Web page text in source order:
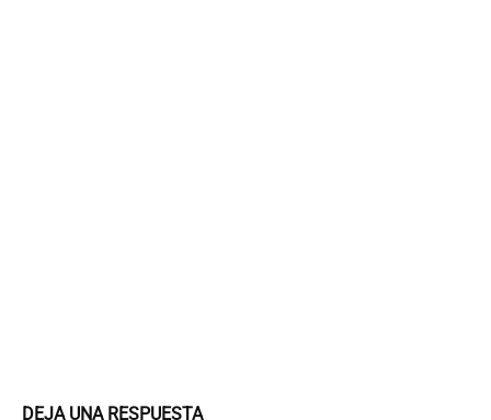
DEJA UNA RESPUESTA